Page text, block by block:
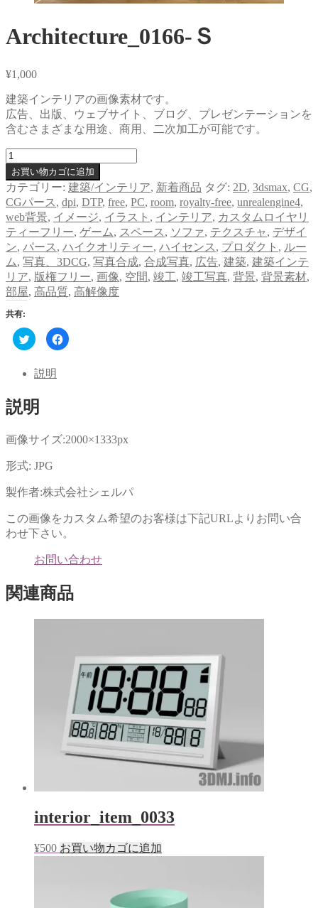
Architecture_0166-Ｓ
¥1,000
建築インテリアの画像素材です。
広告、出版、ウェブサイト、ブログ、プレゼンテーションを
含むさまざまな用途、商用、二次加工が可能です。
Architecture_0166-
Ｓ
個
お買い物カゴに追加
カテゴリー: 建築/インテリア, 新着商品 タグ: 2D, 3dsmax, CG,
CGパース , dpi, DTP, free, PC, room, royalty-free, unrealengine4,
web背景, イメージ, イラスト , インテリア, カスタムロイヤリ
ティーフリー, ゲーム, スペース , ソファ, テクスチャ, デザイ
ン, パース , ハイクオリティー, ハイセンス , プロダクト , ルー
ム, 写真、3DCG, 写真合成, 合成写真, 広告, 建築, 建築インテ
リア, 版権フリー, 画像, 空間, 竣工, 竣工写真, 背景, 背景素材,
部屋, 高品質, 高解像度
共有:
ク
リ
し
て
で
共
有
い
ウ
ン
ド
で
開
ま
す)
Facebook
で
し
て
(新
し
ウ
ィ
ド
で
開
ま
す)
説明
説明
画像サイズ:2000×1333px
形式: JPG
製作者:株式会社シェルパ
この画像をカスタム希望のお客様は下記URLよりお問い合
わせ下さい。
お問い合わせ
関連商品
interior_item_0033
¥500 お買い物カゴに追加